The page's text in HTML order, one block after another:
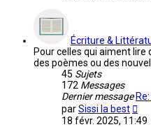
Écriture &
Pour celles qui aiment lire
des poèmes ou des
45 Sujets
172 Messages
Dernier message
parSissi la best
le
18 févr. 2025, 11:49